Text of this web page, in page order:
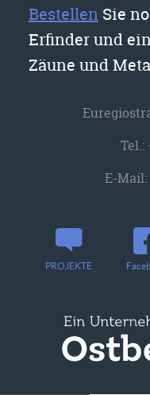
Bestellen Sie
Erfinder und
Zäune und
Tel.:
E-Mail:
PROJEKTE